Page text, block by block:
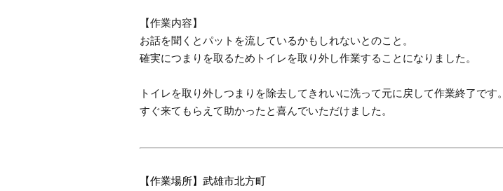
【作業内容】
お話を聞くとパットを流しているかもしれないとのこと。
確実につまりを取るためトイレを取り外し作業することになりました。
トイレを取り外しつまりを除去してきれいに洗って元に戻して作業終了です。
すぐ来てもらえて助かったと喜んでいただけました。
【作業場所】武雄市北方町